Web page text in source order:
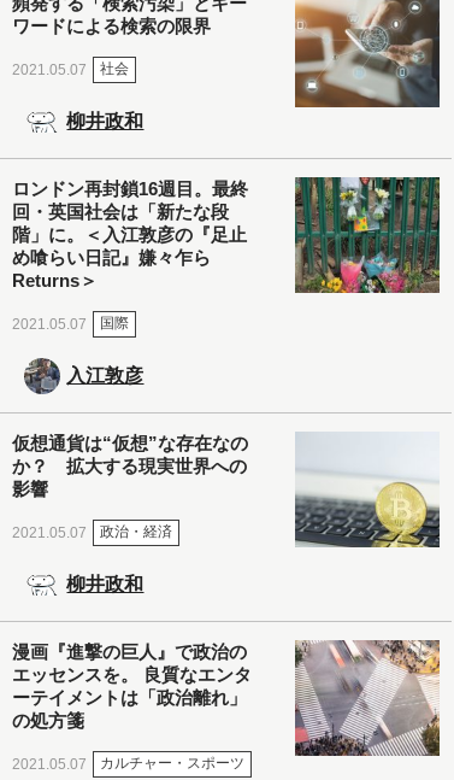
ワードによる検索の限界
2021.05.07 社会
柳井政和
ロンドン再封鎖16週目。最終
回・英国社会は「新たな段
階」に。＜入江敦彦の『足止
め喰らい日記』嫌々乍ら
Returns＞
2021.05.07 国際
入江敦彦
仮想通貨は“仮想”な存在なの
か？ 拡大する現実世界への
影響
2021.05.07 政治・経済
柳井政和
漫画『進撃の巨人』で政治の
エッセンスを。 良質なエンタ
ーテイメントは「政治離れ」
の処方箋
2021.05.07 カルチャー・スポーツ